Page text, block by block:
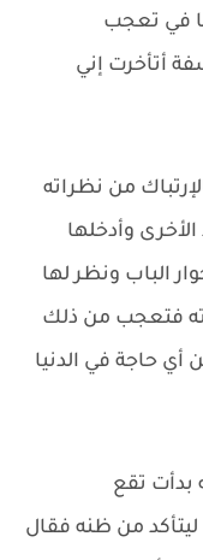
في تعجب
أتأخرت إني
من نظراته
وأدخلها
الباب ونظر لها
فتعجب من ذلك
أي حاجة في الدنيا
بدأت تقع
من ظنه فقال